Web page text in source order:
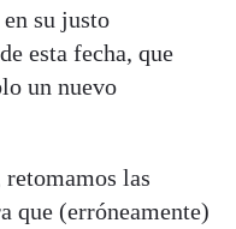
su justo
esta fecha, que
un nuevo
las
que (erróneamente)